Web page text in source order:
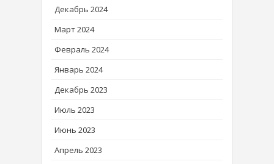
Декабрь 2024
Март 2024
Февраль 2024
Январь 2024
Декабрь 2023
Июль 2023
Июнь 2023
Апрель 2023